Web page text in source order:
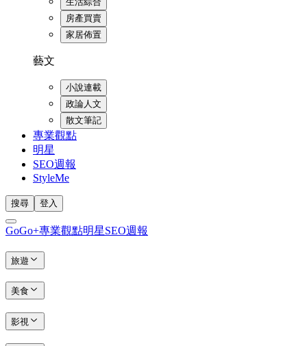
房產買賣
家居佈置
藝文
小說連載
政論人文
散文筆記
專業觀點
明星
SEO週報
StyleMe
搜尋 登入
GoGo+專業觀點明星SEO週報
旅遊
美食
影視